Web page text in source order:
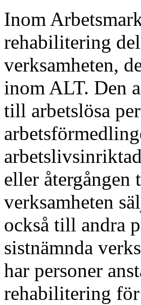
Inom
rehabilitering
verksamheten,
inom ALT. Den
till arbetslösa
eller
verksamheten
också till andra
sistnämnda
har personer
rehabilitering